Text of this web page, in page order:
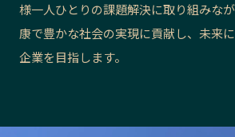
福井エリア
山梨エリ
長野エリア
岐阜エリ
静岡エリア
様一人ひとりの課題解決に取り組みな
康で豊かな社会の実現に貢献し、未来
企業を目指します。